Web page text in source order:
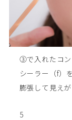
③で入れたコン
シーラー（f）
膨張して見え
5